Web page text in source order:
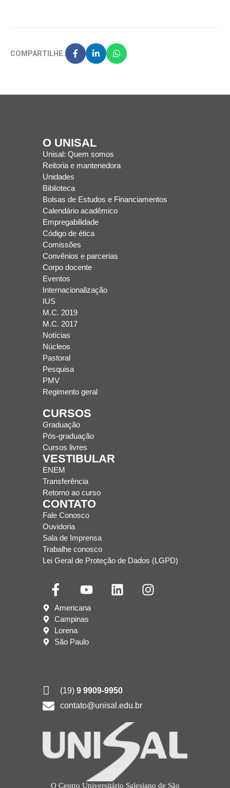
COMPARTILHE:
O UNISAL
Unisal: Quem somos
Reitoria e mantenedora
Unidades
Biblioteca
Bolsas de Estudos e Financiamentos
Calendário acadêmico
Empregabilidade
Código de ética
Comissões
Convênios e parcerias
Corpo docente
Eventos
Internacionalização
IUS
M.C. 2019
M.C. 2017
Notícias
Núcleos
Pastoral
Pesquisa
PMV
Regimento geral
CURSOS
Graduação
Pós-graduação
Cursos livres
VESTIBULAR
ENEM
Transferência
Retorno ao curso
CONTATO
Fale Conosco
Ouvidoria
Sala de Imprensa
Trabalhe conosco
Lei Geral de Proteção de Dados (LGPD)
Americana
Campinas
Lorena
São Paulo
(19)9 9909-9950
contato@unisal.edu.br
O Centro Universitário Salesiano de São